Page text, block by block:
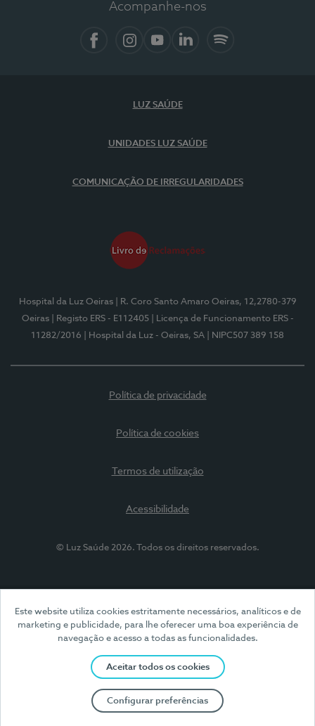
Este website utiliza cookies estritamente necessários, analíticos e de
marketing e publicidade, para lhe oferecer uma boa experiência de
navegação e acesso a todas as funcionalidades.
Aceitar todos os cookies
Configurar preferências
Acompanhe-nos
LUZ SAÚDE
UNIDADES LUZ SAÚDE
COMUNICAÇÃO DE IRREGULARIDADES
Hospital da Luz Oeiras
| R. Coro Santo Amaro Oeiras, 12,2780-379
Oeiras
| Registo ERS - E112405
| Licença de Funcionamento ERS -
11282/2016
| Hospital da Luz - Oeiras, SA | NIPC507 389 158
Política de privacidade
Política de cookies
Termos de utilização
Acessibilidade
© Luz Saúde 2026. Todos os direitos reservados.